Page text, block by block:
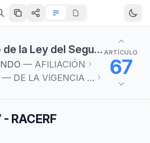
Reglamento de la Ley del Seguro Social en materia de Afiliación, Clasificación de Empresas, Recaudación y Fiscalización
— AFILIACIÓN
— DE LA VIGENCIA DE DERECHOS
ARTÍCULO
67
RACERF